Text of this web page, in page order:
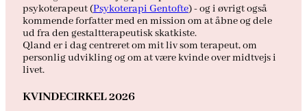
psykoterapeut (Psykoterapi Gentofte) - og i øvrigt også
kommende forfatter med en mission om at åbne og dele
ud fra den gestaltterapeutisk skatkiste.
Qland er i dag centreret om mit liv som terapeut, om
personlig udvikling og om at være kvinde over midtvejs i
livet.
KVINDECIRKEL 2026